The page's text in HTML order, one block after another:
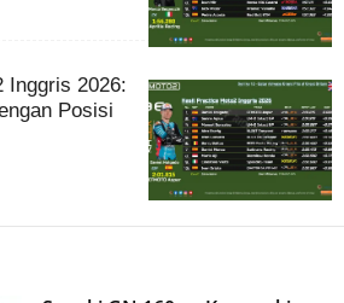
Inggris 2026:
Posisi